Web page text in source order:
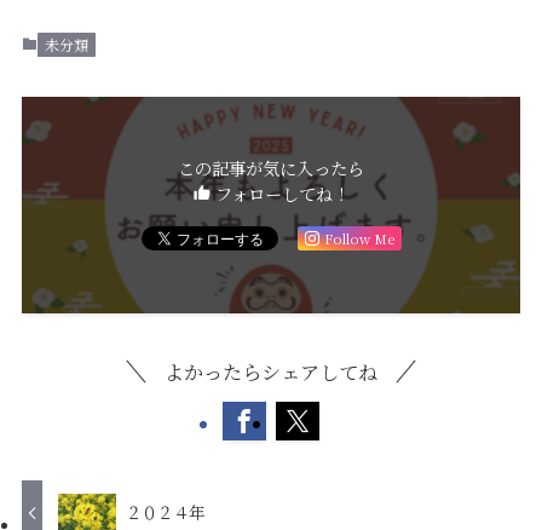
未分類
この記事が気に入ったら
フォローしてね！
Follow Me
よかったらシェアしてね
２０２４年